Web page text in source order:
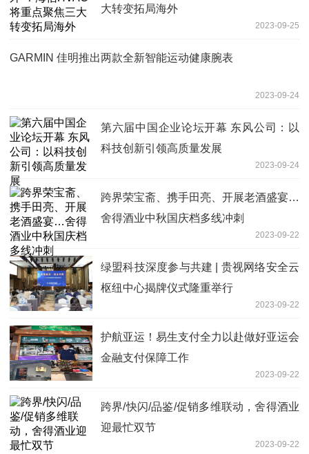
大转变拓局海外
2023-09-25
GARMIN 佳明推出两款全新智能运动健康腕表
2023-09-24
第六届中国企业论坛开幕 东风公司：以
科技创新引领高质量发展
2023-09-24
跨界荣宝斋、携手田亮、开展老酒盛宴…
舍得酒业中秋国庆档多线冲刺
2023-09-22
绿盟科技深度参与共建 | 贵视网络安全云
枢纽中心揭牌仪式隆重举行
2023-09-22
护航亚运！易生支付全力以赴做好亚运会
金融支付保障工作
2023-09-22
跨界/快闪/品鉴/促销多维联动，舍得酒业
迎最忙双节
2023-09-22